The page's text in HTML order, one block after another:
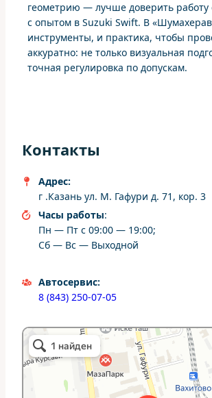
геометрию — лучше доверить работу
с опытом в Suzuki Swift. В
инструменты, и практика, чтобы
аккуратно: не только визуальная
точная регулировка по допускам.
Контакты
Адрес:
г .Казань ул. М. Гафури д. 71, кор. 3
Часы работы:
Пн — Пт с 09:00 — 19:00;
Сб — Вс — Выходной
Автосервис:
8 (843) 250-07-05
ШумахерАвто
Автосервис, автотехцентр в Казани
Студия тюнинга в Казани